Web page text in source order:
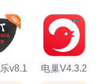
v8.1 电巢V4.3.2